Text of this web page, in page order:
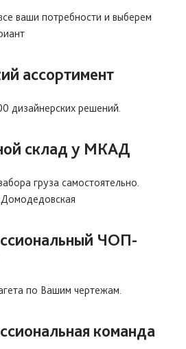
ваши потребности и выберем
ассортимент
дизайнерских решений.
склад у МКАД
груза самостоятельно.
ЧОП-
по Вашим чертежам.
команда